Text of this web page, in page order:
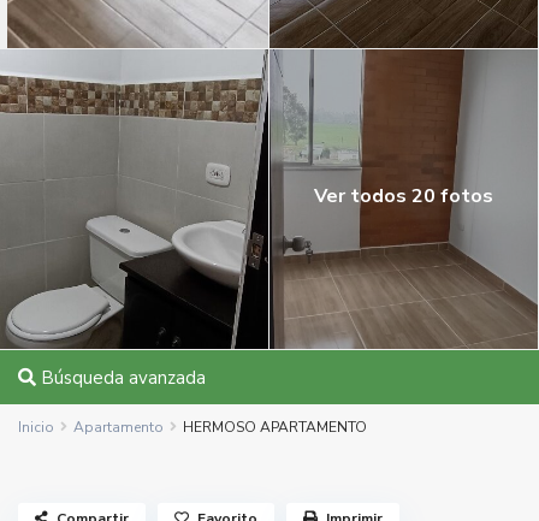
Ver todos 20 fotos
Búsqueda avanzada
Inicio Apartamento HERMOSO APARTAMENTO